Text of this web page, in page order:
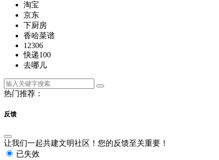
淘宝
京东
下厨房
香哈菜谱
12306
快递100
去哪儿
热门推荐：
反馈
让我们一起共建文明社区！您的反馈至关重要！
已失效